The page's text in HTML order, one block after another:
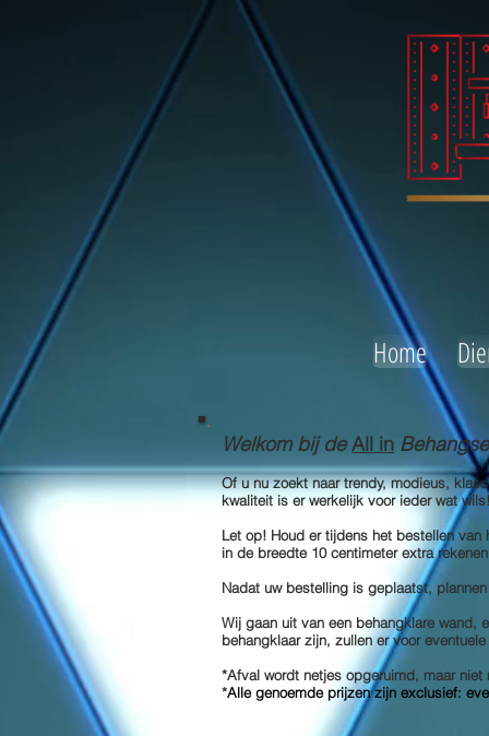
Home
Welkom bij deAll in
Of u nu zoekt naar trendy, modieus,
kwaliteit is er werkelijk voor ieder wat
Let op! Houd er tijdens het bestellen
in de breedte 10 centimeter extra
Nadat uw bestelling is geplaatst,
Wij gaan uit van een behangklare wand,
behangklaar zijn, zullen er voor
*Afval wordt netjes opgeruimd, maar niet
*Alle genoemde prijzen zijn exclusief: